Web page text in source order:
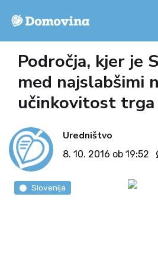
Področja, kjer je
med najslabšimi
učinkovitost trga
Uredništvo
8. 10. 2016 ob 19:52
Slovenija